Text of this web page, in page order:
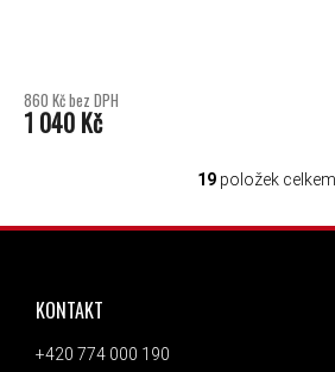
860 Kč bez DPH
1 040 Kč
19položek celkem
ZÁPATÍ
KONTAKT
+420 774 000 190